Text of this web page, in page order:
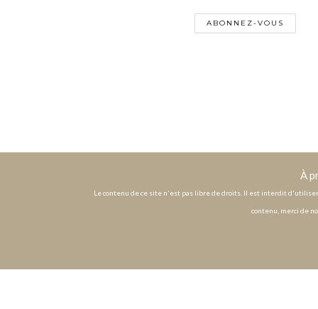
À
Le contenu de ce site n'est pas libre de droits. Il est interdit
contenu, merci de